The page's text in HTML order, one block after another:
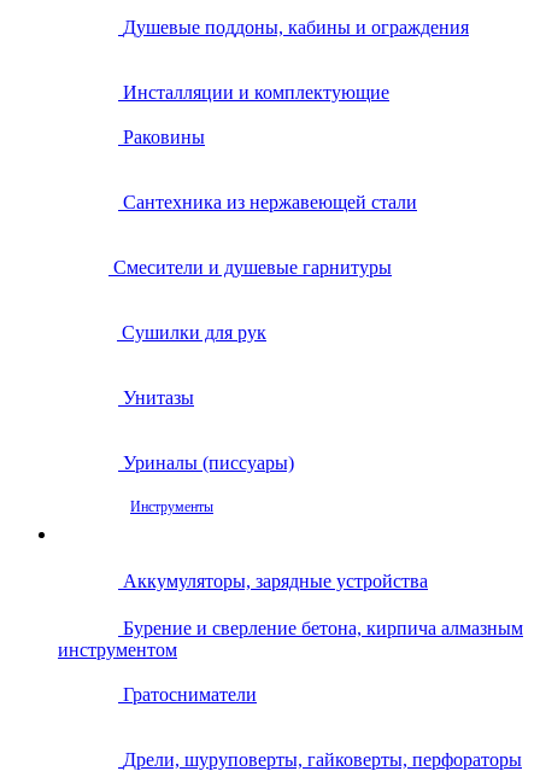
Душевые поддоны, кабины и ограждения
Инсталляции и комплектующие
Раковины
Сантехника из нержавеющей стали
Смесители и душевые гарнитуры
Сушилки для рук
Унитазы
Уриналы (писсуары)
Инструменты
Аккумуляторы, зарядные устройства
Бурение и сверление бетона, кирпича алмазным
инструментом
Гратосниматели
Дрели, шуруповерты, гайковерты, перфораторы